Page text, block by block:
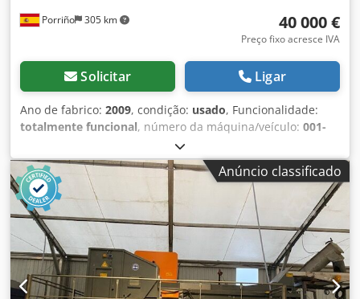
Porriño 305 km 40 000 €
Preço fixo acresce IVA
Solicitar Ligar
Ano de fabrico: 2009, condição: usado, Funcionalidade:
totalmente funcional, número da máquina/veículo: 001-
, LINHA DE CLASSIFICAÇÃO DE METAIS MAPSFERA 1 09,
composta por um alimentador vibratório, esteira
transportadora, polia magnética de cabeça e separador de
corrente de Foucault (eddy current), projetada para a
separação automática eficiente e recuperação de metais
ferrosos e não ferrosos em aplicações industriais de
reciclagem. • Fabricante: MAPSFERA • Modelo: 1 09 •
Configuração: alimentador vibratório + esteira
transportadora + polia magnética + separador de corrente
de Foucault • Aplicação: separação de metais ferrosos e
Anúncio classificado